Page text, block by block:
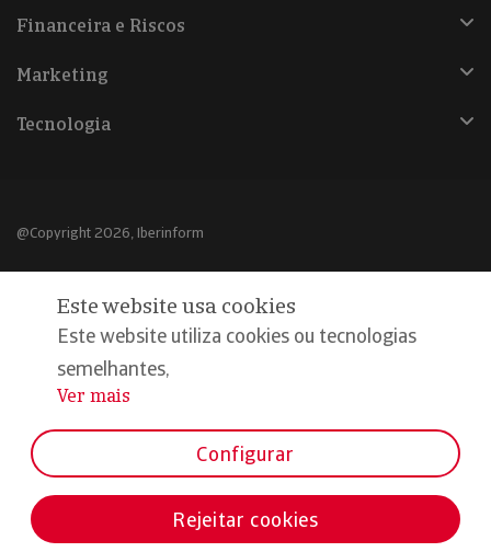
Financeira e Riscos
Marketing
Tecnologia
@Copyright 2026, Iberinform
Declaração de privacidade
Compromisso qualidade e segurança
Este website usa cookies
Este website utiliza cookies ou tecnologias
semelhantes,
...
Ver mais
Configurar
Rejeitar cookies